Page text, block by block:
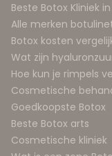
Beste Botox Kliniek
Alle merken
Botox kosten
Wat zijn
Hoe kun je rimpels
Cosmetische
Goedkoopste Botox
Beste Botox arts
Cosmetische kliniek